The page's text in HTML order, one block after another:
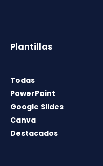
Plantillas
Todas
PowerPoint
Google Slides
Canva
Destacados